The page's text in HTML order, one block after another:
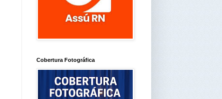
Cobertura Fotográfica